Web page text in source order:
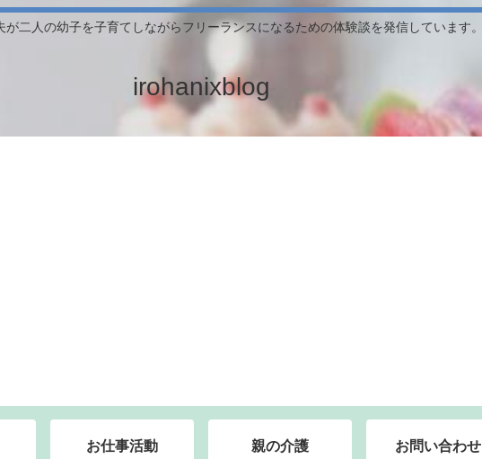
が二人の幼子を子育てしながらフリーランスになるための体験談を発信しています。
irohanixblog
お仕事活動 親の介護 お問い合わせ